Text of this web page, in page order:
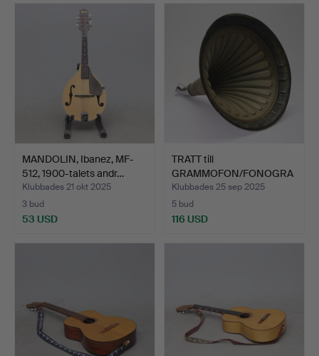
MANDOLIN, Ibanez, MF-
512, 1900-talets andr…
Klubbades 21 okt 2025
3 bud
53 USD
TRATT till
GRAMMOFON/FONOGRA
F, metall, 190…
Klubbades 25 sep 2025
5 bud
116 USD